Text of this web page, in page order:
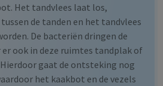
Het tandvlees laat los,
de tanden en het tandvlees
De bacteriën dringen de
ook in deze ruimtes tandplak of
gaat de ontsteking nog
het kaakbot en de vezels